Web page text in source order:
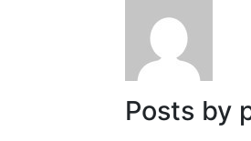
Posts by